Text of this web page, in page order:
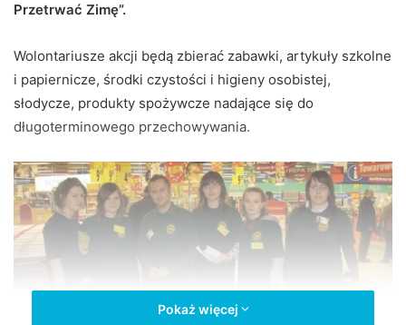
m
l
Przetrwać Zimę”.
Wolontariusze akcji będą zbierać zabawki, artykuły szkolne
i papiernicze, środki czystości i higieny osobistej,
słodycze, produkty spożywcze nadające się do
długoterminowego przechowywania.
Pokaż więcej